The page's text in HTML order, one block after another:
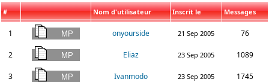
# Nom d'utilisateur Inscrit le Messages
1 onyourside 21 Sep 2005 76
2 Eliaz 23 Sep 2005 1089
3 Ivanmodo 23 Sep 2005 1745